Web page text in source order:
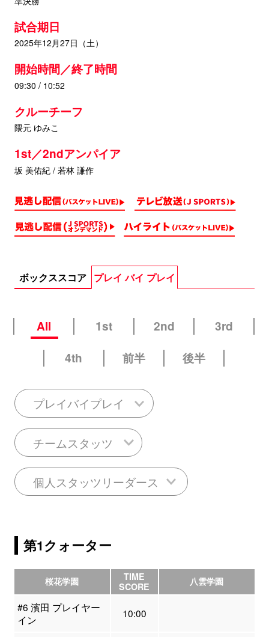
試合期日
2025年12月27日（土）
開始時間／終了時間
09:30 / 10:52
クルーチーフ
隈元 ゆみこ
1st／2ndアンパイア
坂 美佑紀 / 若林 謙作
ボックススコア プレイ バイ プレイ
All 1st 2nd
3rd
4th
前半 後半
プレイバイプレイ
チームスタッツ
個人スタッツリーダース
第1クォーター
桜花学園
TIME
SCORE
八雲学園
#6 濱田 プレイヤー
イン
10:00